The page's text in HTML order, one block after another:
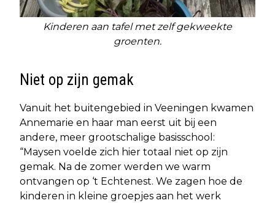
Kinderen aan tafel met zelf gekweekte
groenten.
Niet op zijn gemak
Vanuit het buitengebied in Veeningen kwamen
Annemarie en haar man eerst uit bij een
andere, meer grootschalige basisschool:
“Maysen voelde zich hier totaal niet op zijn
gemak. Na de zomer werden we warm
ontvangen op ‘t Echtenest. We zagen hoe de
kinderen in kleine groepjes aan het werk